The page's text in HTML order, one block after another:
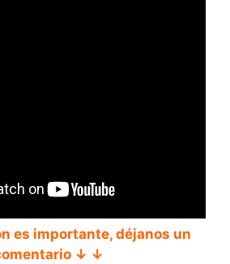
es importante, déjanos un
↓ ↓